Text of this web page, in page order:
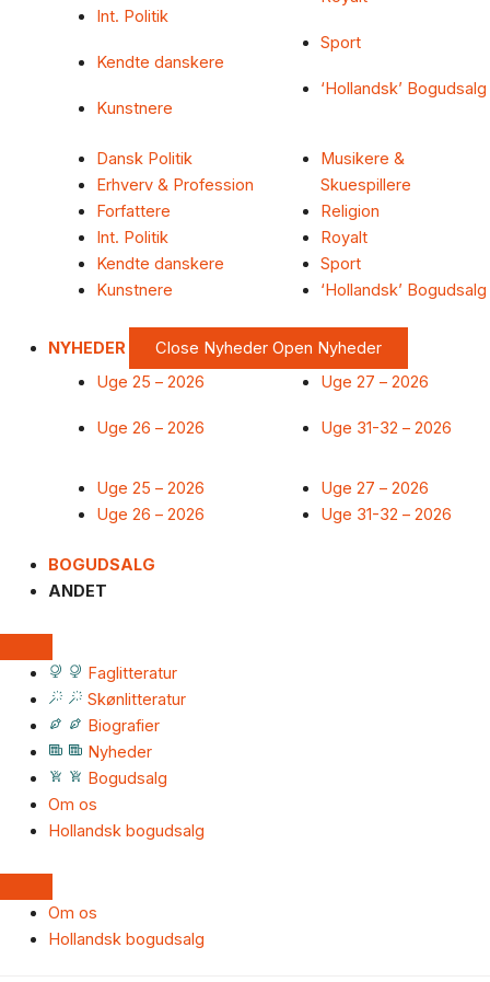
Int. Politik
Kendte danskere
Kunstnere
Sport
‘Hollandsk’ Bogudsalg
Dansk Politik
Erhverv & Profession
Forfattere
Int. Politik
Kendte danskere
Kunstnere
Musikere &
Skuespillere
Religion
Royalt
Sport
‘Hollandsk’ Bogudsalg
NYHEDER Close Nyheder Open Nyheder
Uge 25 – 2026
Uge 26 – 2026
Uge 27 – 2026
Uge 31-32 – 2026
Uge 25 – 2026
Uge 26 – 2026
Uge 27 – 2026
Uge 31-32 – 2026
BOGUDSALG
ANDET
Faglitteratur
Skønlitteratur
Biografier
Nyheder
Bogudsalg
Om os
Hollandsk bogudsalg
Om os
Hollandsk bogudsalg